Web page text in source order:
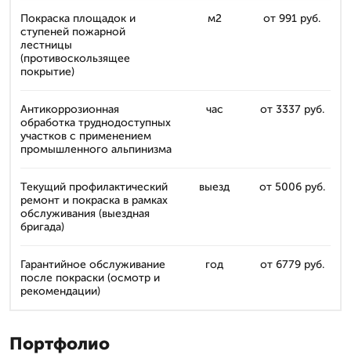
Покраска площадок и
ступеней пожарной
лестницы
(противоскользящее
покрытие)
м2 от 991 руб.
Антикоррозионная
обработка труднодоступных
участков с применением
промышленного альпинизма
час от 3337 руб.
Текущий профилактический
ремонт и покраска в рамках
обслуживания (выездная
бригада)
выезд от 5006 руб.
Гарантийное обслуживание
после покраски (осмотр и
рекомендации)
год от 6779 руб.
Портфолио